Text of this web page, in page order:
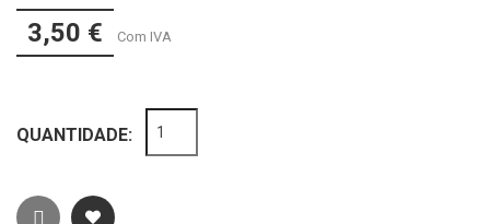
3,50 € Com IVA
QUANTIDADE: